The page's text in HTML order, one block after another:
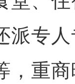
派专
，重